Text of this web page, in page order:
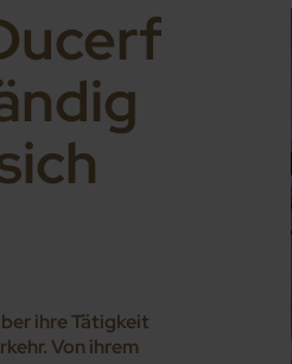
ihre Tätigkeit
Von ihrem